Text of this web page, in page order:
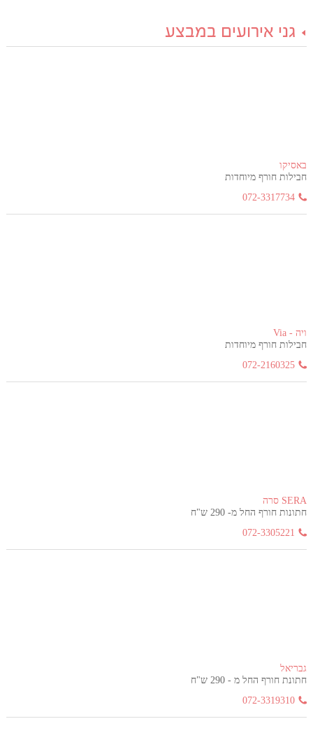
גני אירועים במבצע
באסיקו
חבילות חורף מיוחדות
072-3317734
ויה - Via
חבילות חורף מיוחדות
072-2160325
SERA סרה
חתונות חורף החל מ- 290 ש"ח
072-3305221
גבריאל
חתונת חורף החל מ - 290 ש"ח
072-3319310